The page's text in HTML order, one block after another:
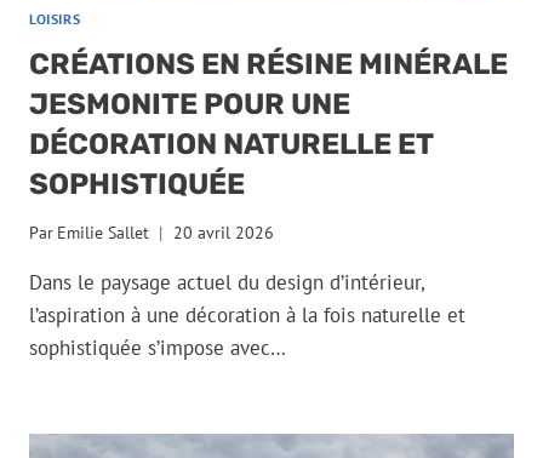
LOISIRS
CRÉATIONS EN RÉSINE MINÉRALE
JESMONITE POUR UNE
DÉCORATION NATURELLE ET
SOPHISTIQUÉE
Par Emilie Sallet 20 avril 2026
Dans le paysage actuel du design d’intérieur,
l’aspiration à une décoration à la fois naturelle et
sophistiquée s’impose avec…